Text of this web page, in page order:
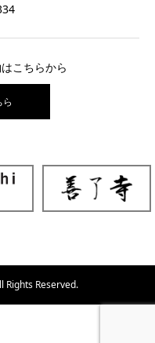
こちらから
Rights Reserved.